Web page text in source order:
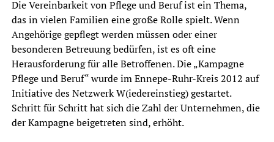
Die Vereinbarkeit von Pflege und Beruf ist ein Thema,
das in vielen Familien eine große Rolle spielt. Wenn
Angehörige gepflegt werden müssen oder einer
besonderen Betreuung bedürfen, ist es oft eine
Herausforderung für alle Betroffenen. Die „Kampagne
Pflege und Beruf“ wurde im Ennepe-Ruhr-Kreis 2012 auf
Initiative des Netzwerk W(iedereinstieg) gestartet.
Schritt für Schritt hat sich die Zahl der Unternehmen, die
der Kampagne beigetreten sind, erhöht.